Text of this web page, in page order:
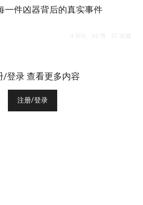
一件凶器背后的真实事件
/登录 查看更多内容
注册/登录